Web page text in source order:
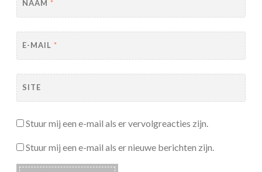
NAAM *
E-MAIL *
SITE
Stuur mij een e-mail als er vervolgreacties zijn.
Stuur mij een e-mail als er nieuwe berichten zijn.